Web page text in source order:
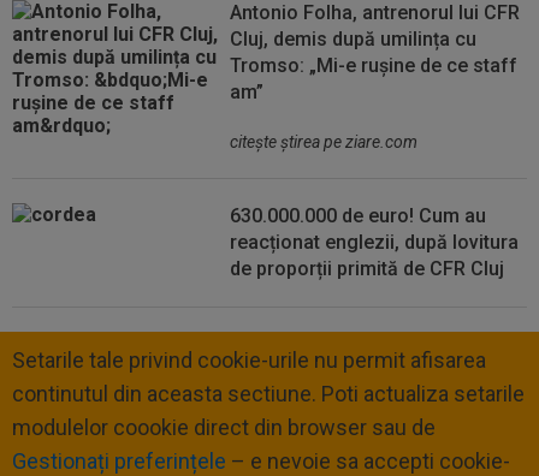
Antonio Folha, antrenorul lui CFR
Cluj, demis după umilința cu
Tromso: „Mi-e rușine de ce staff
am”
citeşte ştirea pe ziare.com
630.000.000 de euro! Cum au
reacționat englezii, după lovitura
de proporții primită de CFR Cluj
Setarile tale privind cookie-urile nu permit afisarea
continutul din aceasta sectiune. Poti actualiza setarile
modulelor coookie direct din browser sau de
Gestionați preferințele – e nevoie sa accepti cookie-